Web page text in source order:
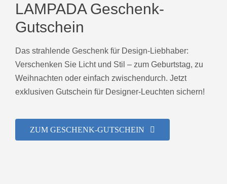
LAMPADA Geschenk-
Gutschein
Das strahlende Geschenk für Design-Liebhaber:
Verschenken Sie Licht und Stil – zum Geburtstag, zu
Weihnachten oder einfach zwischendurch. Jetzt
exklusiven Gutschein für Designer-Leuchten sichern!
ZUM GESCHENK-GUTSCHEIN